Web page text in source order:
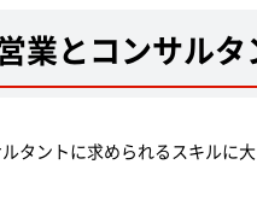
業とコンサル
タントに求められるスキルに